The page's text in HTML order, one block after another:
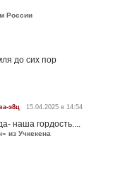
России
до сих пор
э8ц 15.04.2025 в 14:54
наша гордость....
из Учкекена